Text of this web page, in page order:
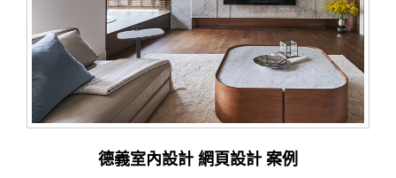
德義室內設計 網頁設計 案例